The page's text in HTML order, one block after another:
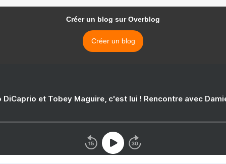
Créer un blog sur Overblog
Créer un blog
DiCaprio et Tobey Maguire, c'est lui ! Rencontre avec